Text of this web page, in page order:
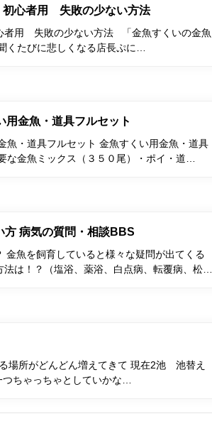
心者用 失敗の少ない方法
用 失敗の少ない方法 「金魚すくいの金魚
くたびに悲しくなる店長ぷに…
金魚・道具フルセット
・道具フルセット 金魚すくい用金魚・道具
な金魚ミックス（３５０尾）・ポイ・道…
方 病気の質問・相談BBS
金魚を飼育していると様々な疑問が出てくる
は！？（塩浴、薬浴、白点病、転覆病、松…
場所がどんどん増えてきて 現在2池 池替え
ちゃっちゃとしていかな…